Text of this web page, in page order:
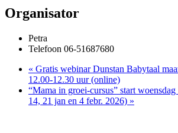
Organisator
Petra
Telefoon 06-51687680
« Gratis webinar Dunstan Babytaal
12.00-12.30 uur (online)
“Mama in groei-cursus” start
14, 21 jan en 4 febr. 2026) »